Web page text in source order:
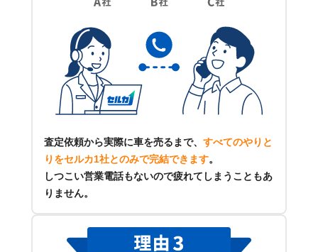
査定依頼から実際に車を売るまで、 すべてのやりと
りをセルカ1社とのみで完結できます。
しつこい営業電話もないので疲れてしまうこともあ
りません。